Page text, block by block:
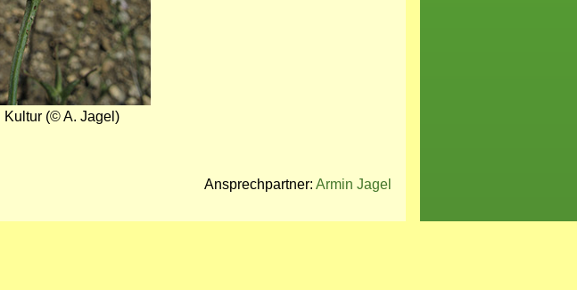
Kultur (© A. Jagel)
Ansprechpartner: Armin Jagel